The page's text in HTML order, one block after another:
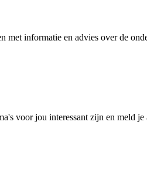
met informatie en advies over de
voor jou interessant zijn en meld